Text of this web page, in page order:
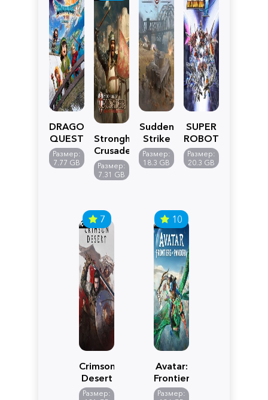
DRAGON
QUEST
VII
Reimagined
Размер:
7.77 GB
Stronghold
Crusader:
Definitive
Edition
Размер:
7.31 GB
Sudden
Strike
5
Размер:
18.3 GB
SUPER
ROBOT
WARS
Y
Размер:
20.3 GB
7
Crimson
Desert
Размер:
10
Avatar:
Frontiers
of
Размер: